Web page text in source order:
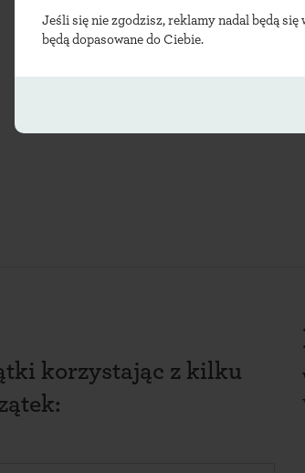
Jeśli się nie zgodzisz, reklamy nadal będą się
będą dopasowane do Ciebie.
korzystając z kilku